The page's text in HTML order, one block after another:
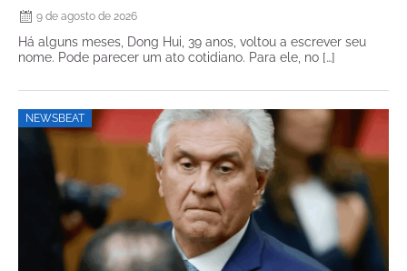
9 de agosto de 2026
Há alguns meses, Dong Hui, 39 anos, voltou a escrever seu
nome. Pode parecer um ato cotidiano. Para ele, no […]
NEWSBEAT